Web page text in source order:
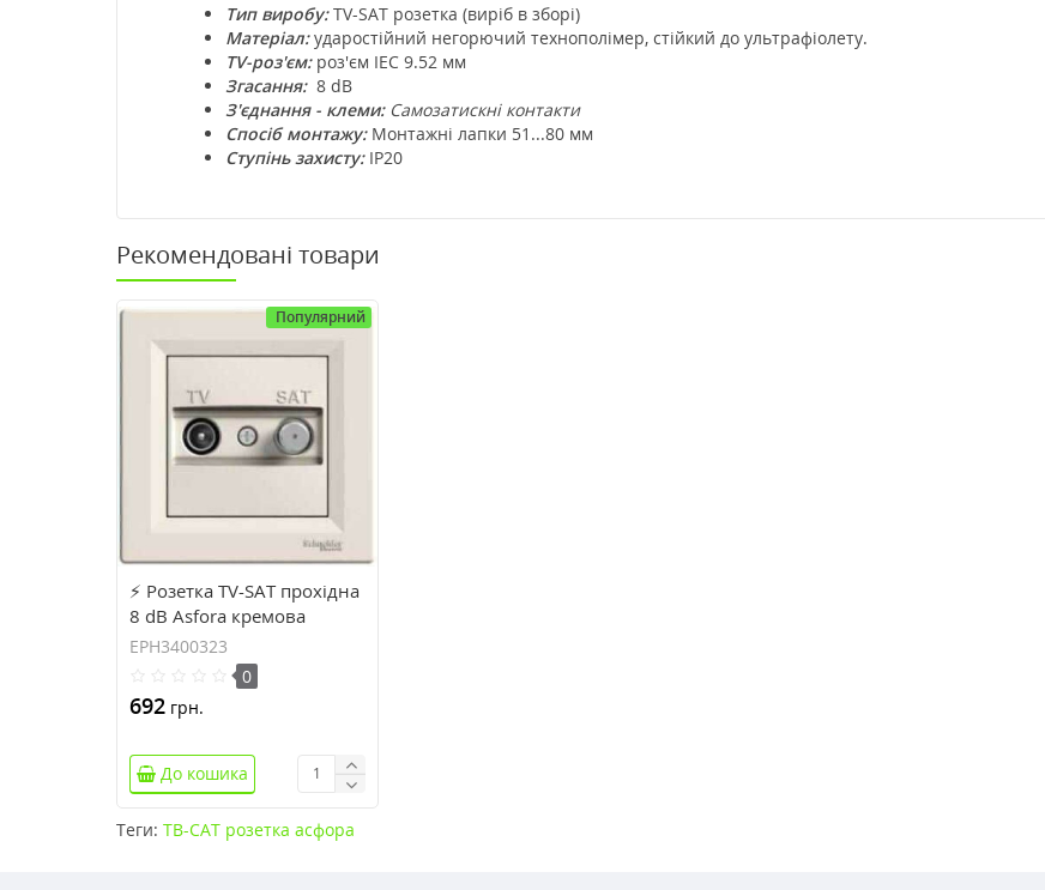
Тип виробу:TV-SAT розетка (виріб в зборі)
Матеріал:ударостійний негорючий технополімер, стійкий до ультрафіолету.
TV-роз'єм: роз'єм IEC 9.52 мм
Згасання: 8 dB
З'єднання - клеми: Самозатискні контакти
Спосіб монтажу: Монтажні лапки 51...80 мм
Ступінь захисту: IP20
Рекомендовані товари
Популярний
⚡ Розетка TV-SAT прохідна
8 dB Asfora кремова
(EPH3400323)
EPH3400323
0
692 грн.
До кошика
Теги: ТВ-САТ розетка асфора